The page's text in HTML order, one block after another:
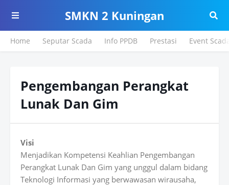
SMKN 2 Kuningan
Home Seputar Scada Info PPDB Prestasi Event
Pengembangan Perangkat
Lunak Dan Gim
Visi
Menjadikan Kompetensi Keahlian Pengembangan
Perangkat Lunak Dan Gim yang unggul dalam bidang
Teknologi Informasi yang berwawasan wirausaha,